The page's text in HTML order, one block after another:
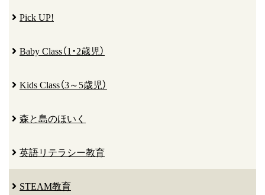
Pick UP!
Baby Class（1・2歳児）
Kids Class（3～5歳児）
森と島のほいく
英語リテラシー教育
STEAM教育